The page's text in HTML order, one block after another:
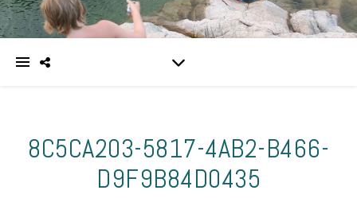
8C5CA203-5817-4AB2-B466-
D9F9B84D0435